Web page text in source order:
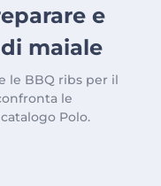
e
maiale
le BBQ ribs per il
le
Polo.